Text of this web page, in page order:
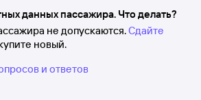
данных пассажира. Что делать?
не допускаются.Сдайте
новый.
и ответов